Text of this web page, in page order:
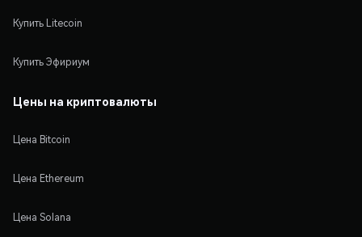
Купить Litecoin
Купить Эфириум
Цены на криптовалюты
Цена Bitcoin
Цена Ethereum
Цена Solana